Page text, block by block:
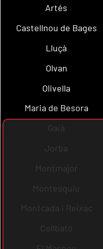
Artés
Castellnou de Bages
Lluçà
Olvan
Olivella
Maria de Besora
Gaià
Jorba
Montmajor
Montesquiu
Montcada i Reixac
Collbató